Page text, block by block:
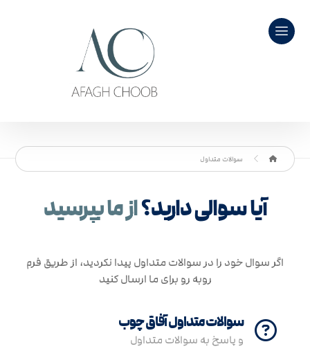
سوالات متداول
آیا سوالی دارید؟از ما بپرسید
اگر سوال خود را در سوالات متداول پیدا نکردید، از طریق فرم
روبه رو برای ما ارسال کنید
سوالات متداول آفاق چوب
و پاسخ به سوالات متداول